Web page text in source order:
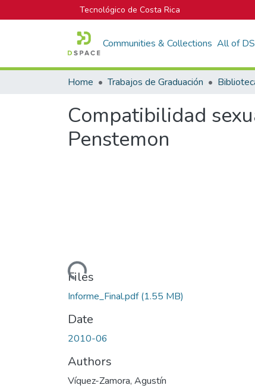
Tecnológico de Costa Rica
Communities & Collections All of
Home Trabajos de Graduación
Compatibilidad
Penstemon
Loading...
Files
Informe_Final.pdf(1.55 MB)
Date
2010-06
Authors
Víquez-Zamora, Agustín